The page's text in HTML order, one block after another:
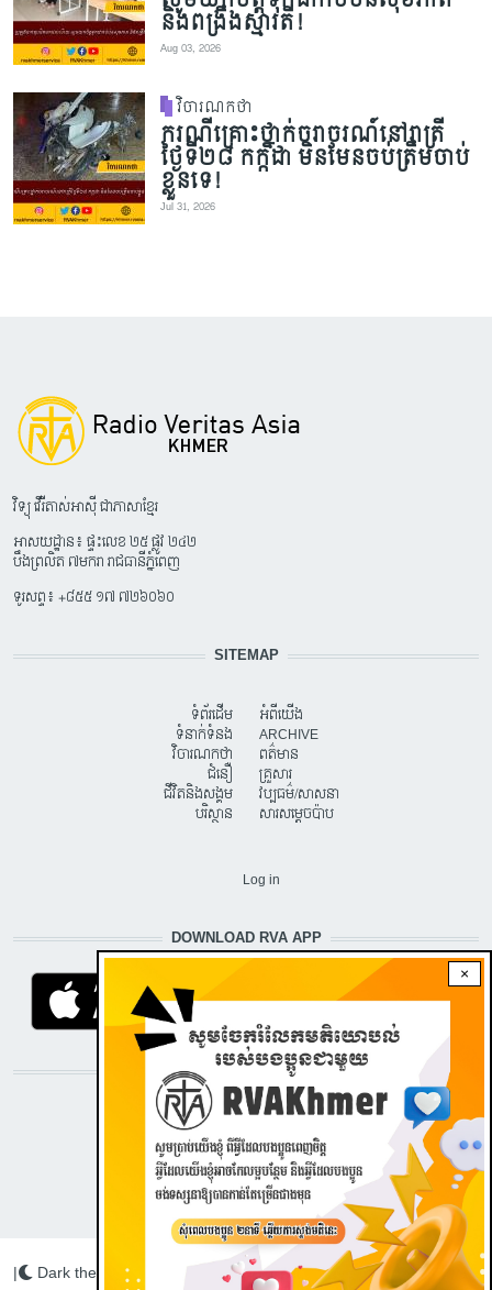
និងពង្រឹងស្មារតី!
Aug 03, 2026
វិចារណកថា
ករណីគ្រោះថ្នាក់ចរាចរណ៍នៅរាត្រី
ថ្ងៃទី២៨ កក្កដា មិនមែនចប់ត្រឹមចាប់
ខ្លួនទេ!
Jul 31, 2026
×
វិទ្យុ វើរីតាស់អាស៊ី ជាភាសាខ្មែរ
អាសយដ្ឋាន៖ ផ្ទះលេខ ២៥ ផ្លូវ ២៤២
បឹងព្រលិត ៧មករា រាជធានីភ្នំពេញ
ទូរសព្ទ៖ +៨៥៥ ១៧ ៧២៦០៦០
SITEMAP
ទំព័រដើម
ទំនាក់ទំនង
វិចារណកថា
ជំនឿ
ជីវិតនិងសង្គម
បរិស្ថាន
អំពីយើង
ARCHIVE
ពត៌មាន
គ្រួសារ
វប្បធម៌/សាសនា
សារសម្តេចប៉ាប
Log in
DOWNLOAD RVA APP
STAY CONNECTED WITH US!
| Dark theme